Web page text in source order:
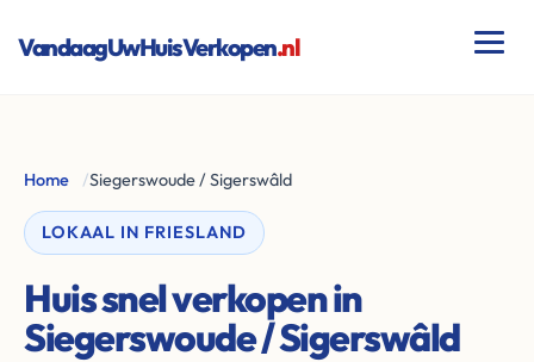
VandaagUwHuisVerkopen.nl
Home /Siegerswoude / Sigerswâld
LOKAAL IN FRIESLAND
Huis snel verkopen in
Siegerswoude / Sigerswâld